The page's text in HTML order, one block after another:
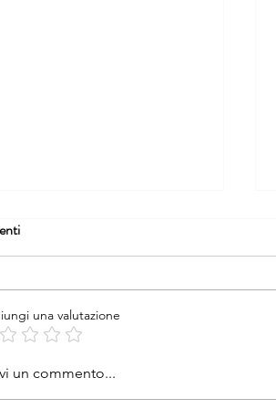
panoramiche sul balcone
anche se impediscono la
una valutazione
un commento...